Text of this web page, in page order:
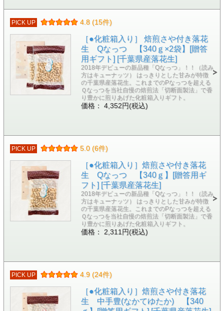
PICK UP 4.8 (15件)
［●化粧箱入り］ 焙煎さや付き落花
生 Qなっつ 【340ｇ×2袋】[贈答
用ギフト] [千葉県産落花生]
2018年デビューの新品種「Qなっつ」！！（読み
方はキューナッツ） はっきりとした甘みが特徴
の千葉県産落花生。これまでのPなっつを超える
Ｑなっつを当社自慢の焙煎法「切断面製法」で香
り豊かに煎りあげた化粧箱入りギフト。
価格： 4,352円(税込)
PICK UP 5.0 (6件)
［●化粧箱入り］焙煎さや付き落花
生 Qなっつ 【340ｇ】[贈答用ギ
フト] [千葉県産落花生]
2018年デビューの新品種「Qなっつ」！！（読み
方はキューナッツ） はっきりとした甘みが特徴
の千葉県産落花生。これまでのPなっつを超える
Ｑなっつを当社自慢の焙煎法「切断面製法」で香
り豊かに煎りあげた化粧箱入りギフト。
価格： 2,311円(税込)
PICK UP 4.9 (24件)
［●化粧箱入り］焙煎さや付き落花
生 中手豊(なかてゆたか) 【340